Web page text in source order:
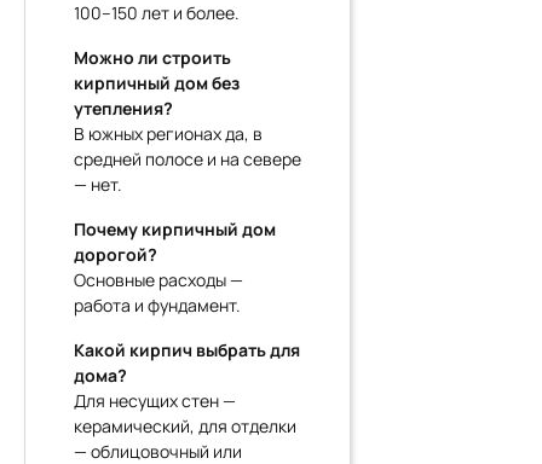
100–150 лет и более.
Можно ли строить
кирпичный дом без
утепления?
В южных регионах да, в
средней полосе и на севере
— нет.
Почему кирпичный дом
дорогой?
Основные расходы —
работа и фундамент.
Какой кирпич выбрать для
дома?
Для несущих стен —
керамический, для отделки
— облицовочный или